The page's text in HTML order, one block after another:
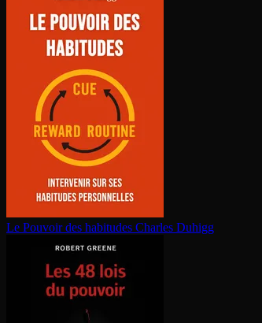
Le Pouvoir des habitudes Charles Duhigg